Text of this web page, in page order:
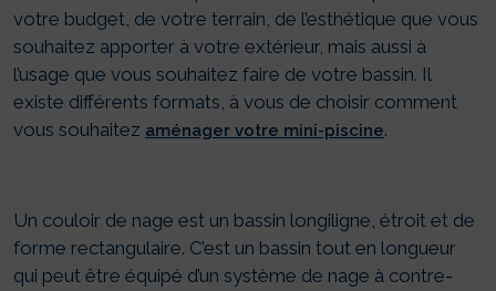
votre budget, de votre terrain, de l’esthétique que vous
souhaitez apporter à votre extérieur, mais aussi à
l’usage que vous souhaitez faire de votre bassin. Il
existe différents formats, à vous de choisir comment
vous souhaitez aménager votre mini-piscine.
Un couloir de nage est un bassin longiligne, étroit et de
forme rectangulaire. C’est un bassin tout en longueur
qui peut être équipé d’un système de nage à contre-